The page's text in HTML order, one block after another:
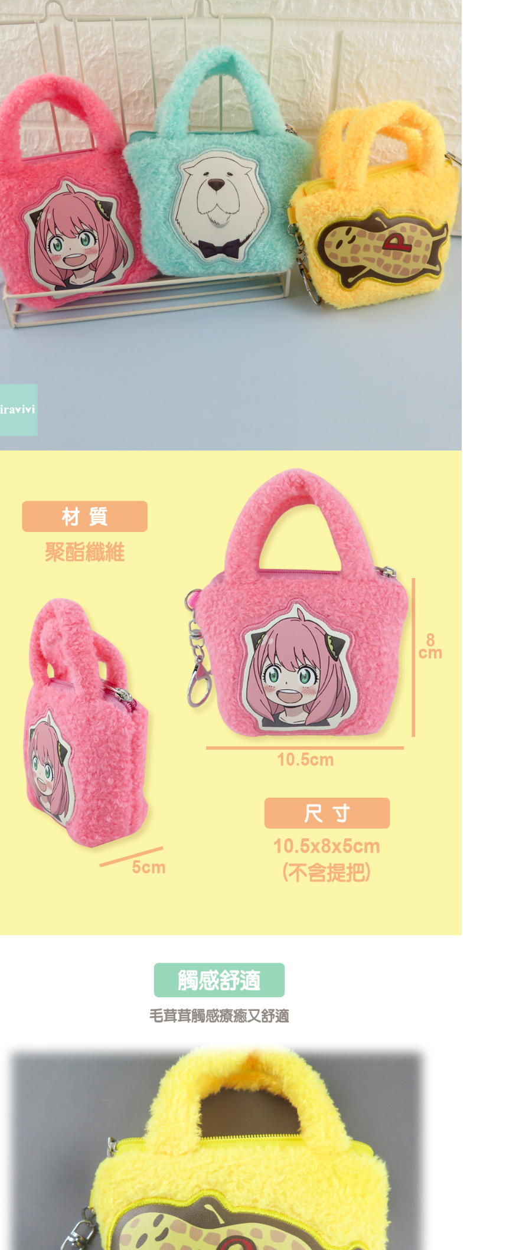
２．關於個人資料處理事宜，請瀏覽以下網址：
https://aftee.tw/terms/#terms3
３．未成年的使用者請事先徵得法定代理人或監護人之同意方可使用
「AFTEE先享後付」，若未經同意申辦者引起之損失，本公司不負相關責
任。
４．使用「AFTEE先享後付」時，將依據個別帳號之用戶狀況，依本公司
即時審查核予不同之上限額度；若仍有額度不足之情形，本公司將視審查
結果請求用戶進行身份認證。
５．嚴禁一人註冊多個帳號或使用他人資訊註冊。若發現惡意使用之情
形，恩沛科技股份有限公司將有權停止該用戶之使用額度並採取法律行
動。
查看運費